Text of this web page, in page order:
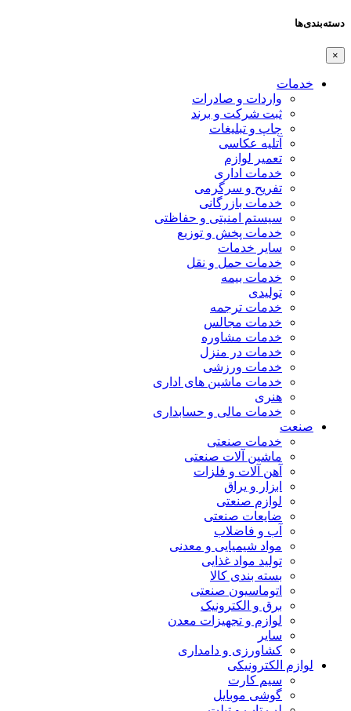
دسته‌بندی‌ها
×
خدمات
واردات و صادرات
ثبت شرکت و برند
چاپ و تبلیغات
آتلیه عکاسی
تعمیر لوازم
خدمات اداری
تفریح و سرگرمی
خدمات بازرگانی
سیستم امنیتی و حفاظتی
خدمات پخش و توزیع
سایر خدمات
خدمات حمل و نقل
خدمات بیمه
تولیدی
خدمات ترجمه
خدمات مجالس
خدمات مشاوره
خدمات در منزل
خدمات ورزشی
خدمات ماشین های اداری
هنری
خدمات مالی و حسابداری
صنعت
خدمات صنعتی
ماشین آلات صنعتی
آهن آلات و فلزات
ابزار و یراق
لوازم صنعتی
ضایعات صنعتی
آب و فاضلاب
مواد شیمیایی و معدنی
تولید مواد غذایی
بسته بندی کالا
اتوماسیون صنعتی
برق و الکترونیک
لوازم و تجهیزات معدن
سایر
کشاورزی و دامداری
لوازم الکترونیکی
سیم کارت
گوشی موبایل